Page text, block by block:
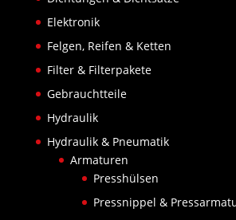
Elektronik
Felgen, Reifen & Ketten
Filter & Filterpakete
Gebrauchtteile
Hydraulik
Hydraulik & Pneumatik
Armaturen
Presshülsen
Pressnippel &